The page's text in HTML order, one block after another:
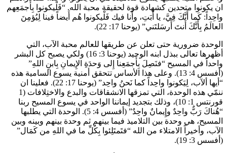
ان يكونوا متحدين كشهادة قوة لحقيقة محبة الله. “فَلْيكونوا بِأَجمَعِهم
واحِداً: كَما أَنَّكَ فِيَّ، يا أَبَتِ، وأَنا فيك فَلْيكونوا هُم أَيضاً فينا لِيُؤمِنَ
العالَمُ بِأَنَّكَ أَنتَ أَرسَلتَني” (يوحنا 17: 22).
الوحدة ضرورية حتى تعلن عن طريقها للعالم محبة الآب، التي
أظهرها تعالى ببذل ابنه الوحيد (يوحنا 3: 16) ولكي يصبح كل البشر
واحداً في المسيح “فنَصِلَ بِأَجمَعِنا إِلى وَحدَةِ الإِيمانِ بِابنِ اللهِ”
(أفسس 4: 13). وعلى هذا الأساس تتحقق أمنية يسوع السامية هذه
“أيها ألآب، لِيَكونوا واحِداً كما نَحنُ واحِد” (يوحنا 17: 22). فعلينا ان
ننمّي هذه الوحدة، التي تمزقها الانشقاقات والبدع والاختِلافات (1
قورنتس 1: 10)، وذلك بتجديد إيماننا الواحد في يسوع المسيح ربنا
“هُناكَ رَبٌّ واحِدٌ وإِيمانٌ واحِدٌ” (أفسس 4: 5). الوحدة التي يطلبها
المسيح، هي وحدة بين التلاميذ فيما بينهم ثم وحدة بينهم وبينه وبين
الآب، وأخيراً الامتلاء من الله “فتَمتَلِئوا بِكُلِّ ما في اللهِ من كَمَال”
(أفسس 3: 19).